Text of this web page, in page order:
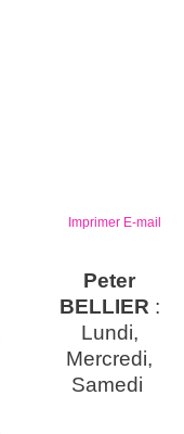
Imprimer E-mail
Peter
BELLIER :
Lundi,
Mercredi,
Samedi